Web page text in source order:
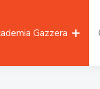
Gazzera